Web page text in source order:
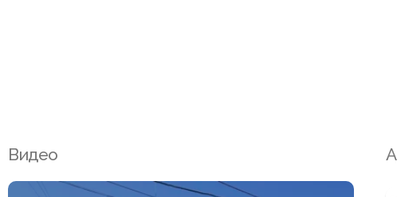
Видео